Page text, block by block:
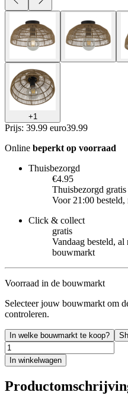
+1
Prijs: 39.99 euro39.99
Online beperkt op voorraad
Thuisbezorgd
€4.95
Thuisbezorgd
Voor 21:00
Click & collect
gratis
Vandaag besteld,
bouwmarkt
Voorraad in de bouwmarkt
Selecteer jouw bouwmarkt om
controleren.
In welke bouwmarkt te koop?
In winkelwagen